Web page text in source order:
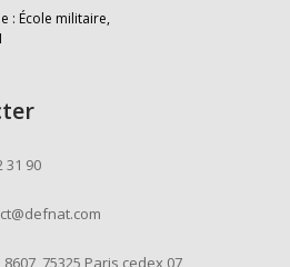
: École militaire,
31 90
75325 Paris cedex 07